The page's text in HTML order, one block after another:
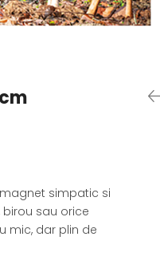
simpatic si
sau orice
mic, dar plin de